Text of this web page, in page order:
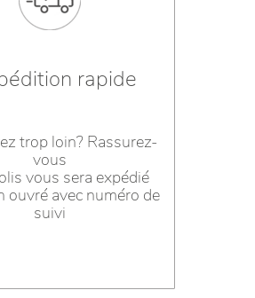
rapide
trop loin? Rassurez-
vous
vous sera expédié
ouvré avec numéro de
suivi